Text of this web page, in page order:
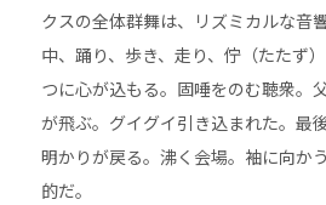
クスの全体群舞は、リズミカルな音
中、踊り、歩き、走り、佇（たたず
つに心が込もる。固唾をのむ聴衆。
が飛ぶ。グイグイ引き込まれた。最
明かりが戻る。沸く会場。袖に向か
的だ。